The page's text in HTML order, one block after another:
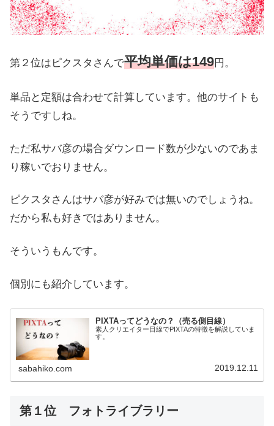
第２位はピクスタさんで平均単価は149円。
単品と定額は合わせて計算しています。他のサイトも
そうですしね。
ただ私サバ彦の場合ダウンロード数が少ないのであま
り稼いでおりません。
ピクスタさんはサバ彦が好みでは無いのでしょうね。
だから私も好きではありません。
そういうもんです。
個別にも紹介しています。
PIXTAってどうなの？（売る側目線）
素人クリエイター目線でPIXTAの特徴を解説していま
す。
sabahiko.com 2019.12.11
第１位 フォトライブラリー